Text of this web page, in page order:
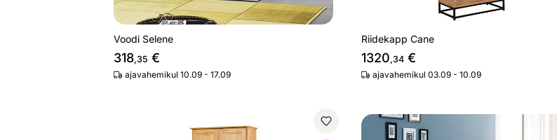
Voodi Selene
318,35 €
ajavahemikul 10.09 - 17.09
Riidekapp Cane
1320,34 €
ajavahemikul 03.09 - 10.09
Voodi Wenecja 160x200 cm